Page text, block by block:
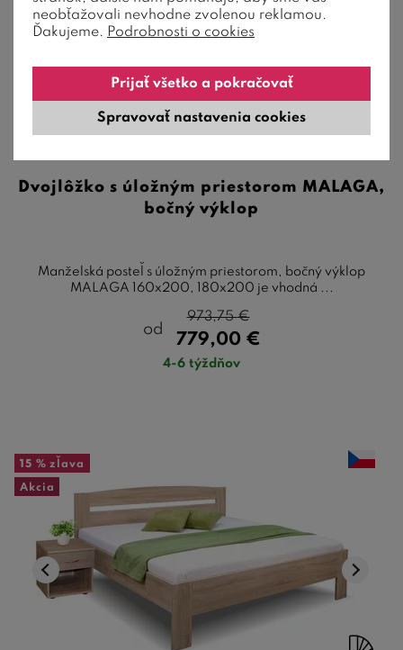
Dvojlôžko s úložným priestorom MALAGA,
bočný výklop
Manželská posteľ s úložným priestorom, bočný výklop
MALAGA 160x200, 180x200 je vhodná ...
od
779,00 €
973,75€
4-6 týždňov
15 % zľava
Akcia
neobťažovali nevhodne zvolenou reklamou.
Ďakujeme. Podrobnosti o cookies
Spravovať nastavenia cookies
Prijať všetko a pokračovať